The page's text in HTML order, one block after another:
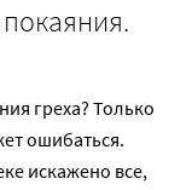
греха? Только
ошибаться.
искажено все,